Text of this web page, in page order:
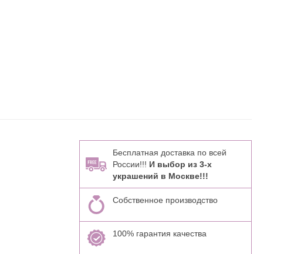
Бесплатная доставка по всей
России!!! И выбор из 3-х
украшений в Москве!!!
Собственное производство
100% гарантия качества